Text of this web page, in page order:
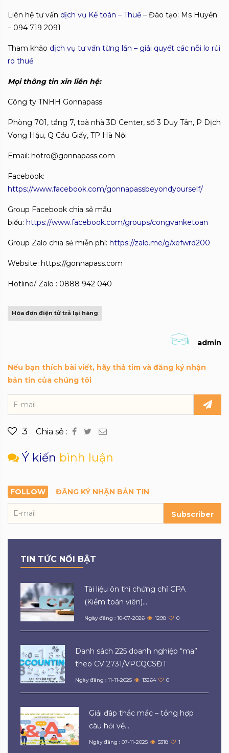
Liên hệ tư vấn dịch vụ Kế toán – Thuế – Đào tạo: Ms Huyền
– 094 719 2091
Tham khảo dịch vụ tư vấn từng lần – giải quyết các nỗi lo rủi
ro thuế
Mọi thông tin xin liên hệ:
Công ty TNHH Gonnapass
Phòng 701, tầng 7, toà nhà 3D Center, số 3 Duy Tân, P Dịch
Vọng Hậu, Q Cầu Giấy, TP Hà Nội
Email: hotro@gonnapass.com
Facebook:
https://www.facebook.com/gonnapassbeyondyourself/
Group Facebook chia sẻ mẫu
biểu: https://www.facebook.com/groups/congvanketoan
Group Zalo chia sẻ miễn phí: https://zalo.me/g/xefwrd200
Website: https://gonnapass.com
Hotline/ Zalo : 0888 942 040
Hóa đơn điện tử trả lại hàng
admin
Nếu bạn thích bài viết, hãy thả tim và đăng ký nhận
bản tin của chúng tôi
3 Chia sẻ :
Ý kiến bình luận
FOLLOW ĐĂNG KÝ NHẬN BẢN TIN
Subscriber
TIN TỨC NỔI BẬT
Tài liệu ôn thi chứng chỉ CPA
(Kiểm toán viên)...
Ngày đăng : 10-07-2026 1298 0
Danh sách 225 doanh nghiệp “ma”
theo CV 2731/VPCQCSĐT
Ngày đăng : 11-11-2025 13264 0
Giải đáp thắc mắc – tổng hợp
câu hỏi về...
Ngày đăng : 07-11-2025 5318 1